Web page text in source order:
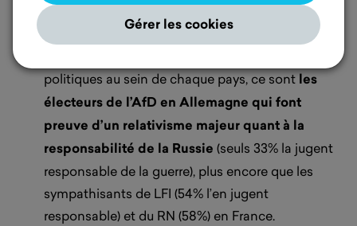
Gérer les cookies
D. Trump, 60% des Américains (y compris 53% des
électeurs Républicains) partagent ce point de vue.
politiques au sein de chaque pays, ce sontles
électeurs de l’AfD en Allemagne qui font
preuve d’un relativisme majeur quant à la
responsabilité de la Russie (seuls 33% la jugent
responsable de la guerre), plus encore que les
sympathisants de LFI (54% l’en jugent
responsable) et du RN (58%) en France.